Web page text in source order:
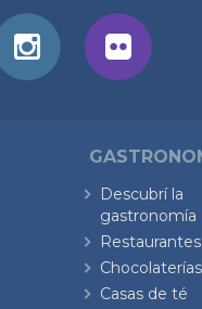
Descubrí la
gastronomía
Restaurantes
Chocolaterías
Casas de té